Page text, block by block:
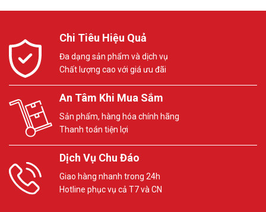
Chi Tiêu Hiệu Quả
Đa dạng sản phẩm và dịch vụ
Chất lượng cao với giá ưu đãi
An Tâm Khi Mua Sắm
Sản phẩm, hàng hóa chính hãng
Thanh toán tiện lợi
Dịch Vụ Chu Đáo
Giao hàng nhanh trong 24h
Hotline phục vụ cả T7 và CN